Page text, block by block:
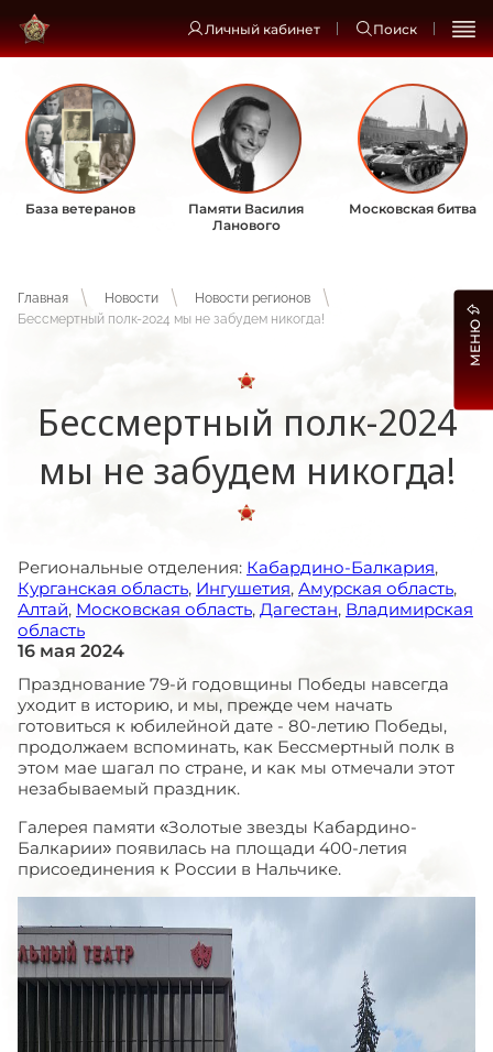
Личный кабинет Поиск
База ветеранов
Памяти Василия
Ланового
Московская битва
Главная Новости
Новости регионов
Бессмертный полк-2024 мы не забудем никогда!
Бессмертный полк-2024
мы не забудем никогда!
Региональные отделения: Кабардино-Балкария,
Курганская область, Ингушетия, Амурская область,
Алтай, Московская область, Дагестан, Владимирская
область
16 мая 2024
Празднование 79-й годовщины Победы навсегда
уходит в историю, и мы, прежде чем начать
готовиться к юбилейной дате - 80-летию Победы,
продолжаем вспоминать, как Бессмертный полк в
этом мае шагал по стране, и как мы отмечали этот
незабываемый праздник.
Галерея памяти «Золотые звезды Кабардино-
Балкарии» появилась на площади 400-летия
присоединения к России в Нальчике.
МЕНЮ